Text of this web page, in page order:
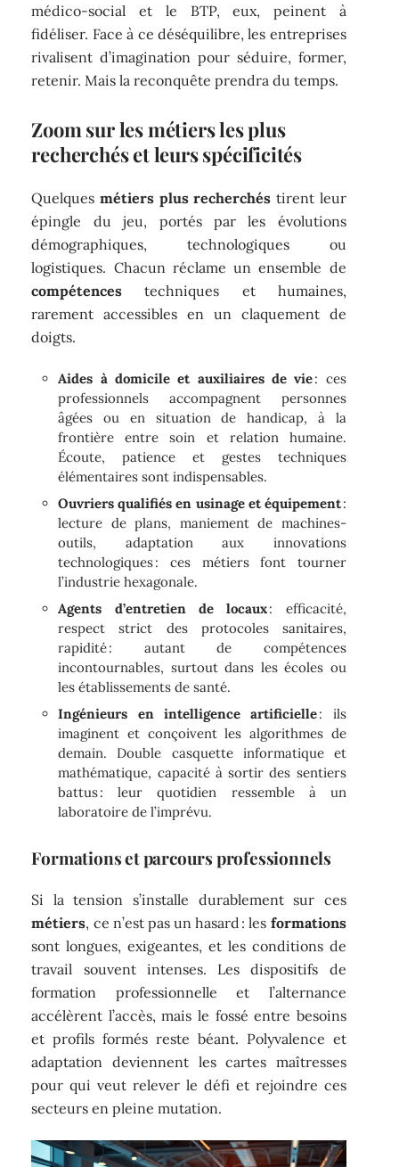
médico-social et le BTP, eux, peinent à
fidéliser. Face à ce déséquilibre, les entreprises
rivalisent d’imagination pour séduire, former,
retenir. Mais la reconquête prendra du temps.
Zoom sur les métiers les plus
recherchés et leurs spécificités
Quelquesmétiers plus recherchés tirent leur
épingle du jeu, portés par les évolutions
démographiques, technologiques ou
logistiques. Chacun réclame un ensemble de
compétences techniques et humaines,
rarement accessibles en un claquement de
doigts.
Aides à domicile et auxiliaires de vie: ces
professionnels accompagnent personnes
âgées ou en situation de handicap, à la
frontière entre soin et relation humaine.
Écoute, patience et gestes techniques
élémentaires sont indispensables.
Ouvriers qualifiés en usinage et équipement:
lecture de plans, maniement de machines-
outils, adaptation aux innovations
technologiques : ces métiers font tourner
l’industrie hexagonale.
Agents d’entretien de locaux: efficacité,
respect strict des protocoles sanitaires,
rapidité : autant de compétences
incontournables, surtout dans les écoles ou
les établissements de santé.
Ingénieurs en intelligence artificielle: ils
imaginent et conçoivent les algorithmes de
demain. Double casquette informatique et
mathématique, capacité à sortir des sentiers
battus : leur quotidien ressemble à un
laboratoire de l’imprévu.
Formations et parcours professionnels
Si la tension s’installe durablement sur ces
métiers, ce n’est pas un hasard : les formations
sont longues, exigeantes, et les conditions de
travail souvent intenses. Les dispositifs de
formation professionnelle et l’alternance
accélèrent l’accès, mais le fossé entre besoins
et profils formés reste béant. Polyvalence et
adaptation deviennent les cartes maîtresses
pour qui veut relever le défi et rejoindre ces
secteurs en pleine mutation.